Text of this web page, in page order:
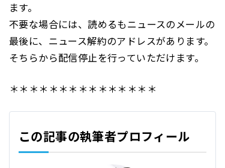
ます。
不要な場合には、読めるもニュースのメールの
最後に、ニュース解約のアドレスがあります。
そちらから配信停止を行っていただけます。
＊＊＊＊＊＊＊＊＊＊＊＊＊＊＊
この記事の執筆者プロフィール